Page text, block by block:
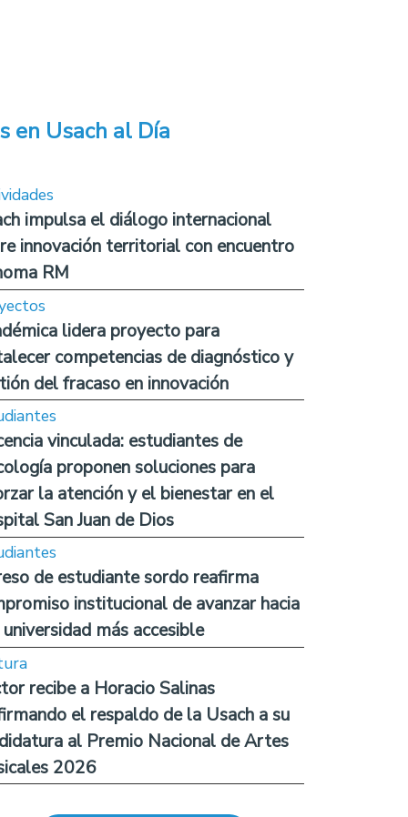
en Usach al Día
impulsa el diálogo internacional
innovación territorial con encuentro
RM
lidera proyecto para
competencias de diagnóstico y
del fracaso en innovación
vinculada: estudiantes de
proponen soluciones para
la atención y el bienestar en el
San Juan de Dios
de estudiante sordo reafirma
institucional de avanzar hacia
universidad más accesible
recibe a Horacio Salinas
el respaldo de la Usach a su
al Premio Nacional de Artes
2026